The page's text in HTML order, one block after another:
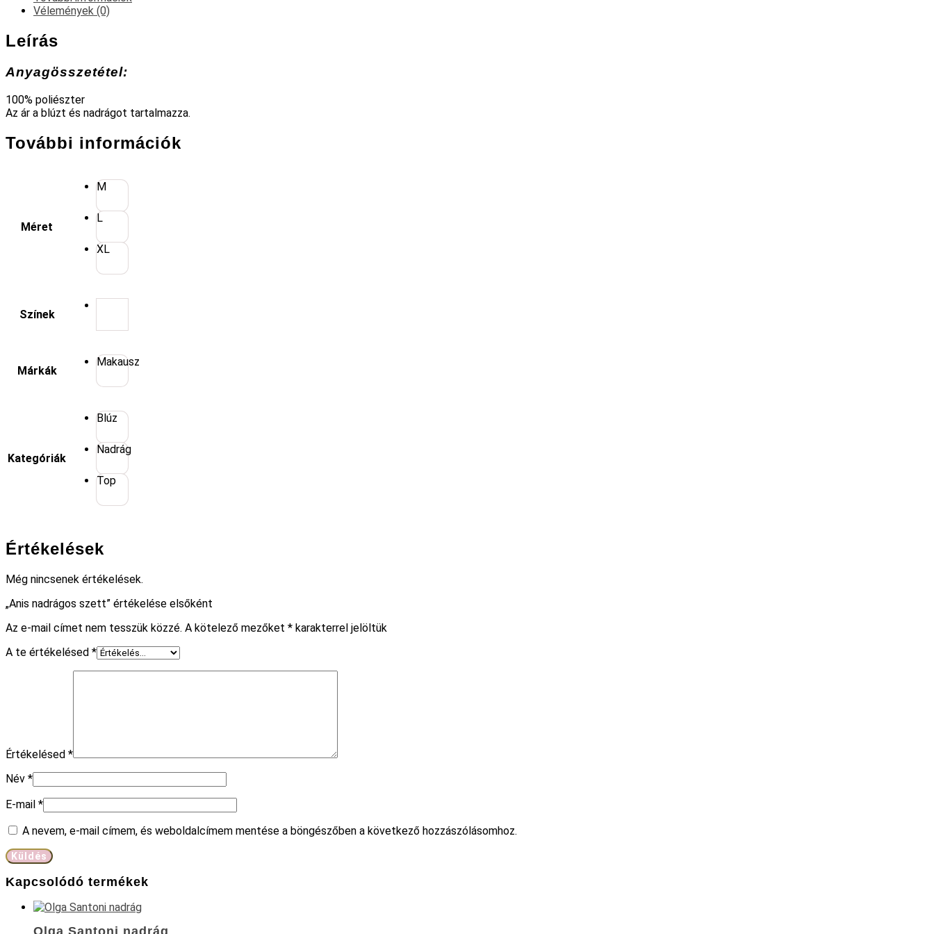
Vélemények (0)
Leírás
Anyagösszetétel:
100% poliészter
Az ár a blúzt és nadrágot tartalmazza.
További információk
Méret
M
L
XL
Színek
Márkák
Makausz
Kategóriák
Blúz
Nadrág
Top
Értékelések
Még nincsenek értékelések.
„Anis nadrágos szett” értékelése elsőként
Az e-mail címet nem tesszük közzé. A kötelező mezőket * karakterrel jelöltük
A te értékelésed *
Értékelésed *
Név *
E-mail *
A nevem, e-mail címem, és weboldalcímem mentése a böngészőben a következő hozzászólásomhoz.
Kapcsolódó termékek
Olga Santoni nadrág